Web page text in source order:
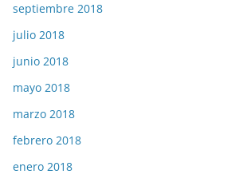
septiembre 2018
julio 2018
junio 2018
mayo 2018
marzo 2018
febrero 2018
enero 2018